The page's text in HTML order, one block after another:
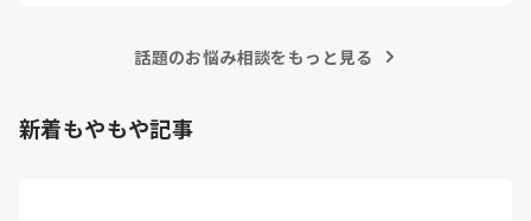
話題のお悩み相談をもっと見る
新着もやもや記事